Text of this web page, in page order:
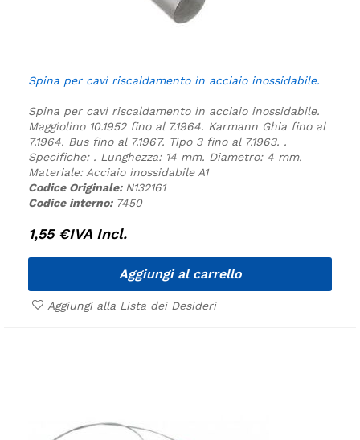
Spina per cavi riscaldamento in acciaio inossidabile.
Spina per cavi riscaldamento in acciaio inossidabile.
Maggiolino 10.1952 fino al 7.1964. Karmann Ghia fino al
7.1964. Bus fino al 7.1967. Tipo 3 fino al 7.1963. .
Specifiche: . Lunghezza: 14 mm. Diametro: 4 mm.
Materiale: Acciaio inossidabile A1
Codice Originale: N132161
Codice interno: 7450
1,55 €IVA Incl.
Aggiungi al carrello
Aggiungi alla Lista dei Desideri